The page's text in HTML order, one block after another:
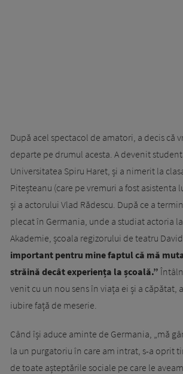
După acel spectacol de amatori, a decis că
departe pe drumul acesta. A devenit
Universitatea Spiru Haret, și a nimerit la
Piteșteanu (care pe vremuri a fost asistenta
și a actorului Vlad Rădescu. După ce a
plecat în Germania, unde a studiat actoria
Akademie, școala regizorului de teatru David
important pentru mine faptul că mă
străină decât experiența la școală.”
venit cu un nou sens în viața ei și a căpătat,
iubire față de meserie.
Când își aduce aminte de Germania, „mă
la un purgatoriu în care am intrat, s-a oprit
de toate așteptările sociale pe care le